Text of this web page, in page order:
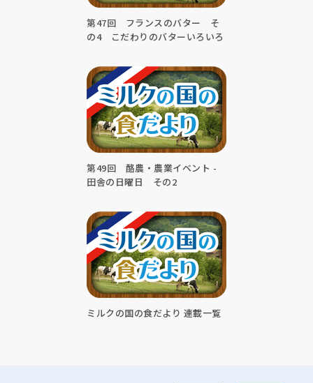
第47回 フランスのバター そ
の4 こだわりのバターいろいろ
第49回 酪農・農業イベント -
田舎の日曜日 その2
ミルクの国の食だより 連載一覧